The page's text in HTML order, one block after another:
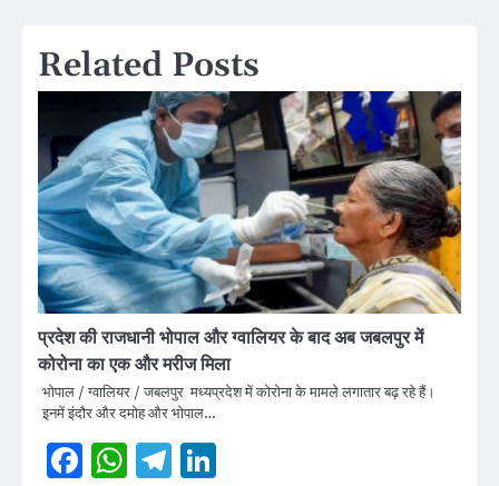
Related Posts
प्रदेश की राजधानी भोपाल और ग्वालियर के बाद अब जबलपुर में
कोरोना का एक और मरीज मिला
भोपाल / ग्वालियर / जबलपुर मध्यप्रदेश में कोरोना के मामले लगातार बढ़ रहे हैं।
इनमें इंदौर और दमोह और भोपाल…
Facebook
WhatsApp
Telegram